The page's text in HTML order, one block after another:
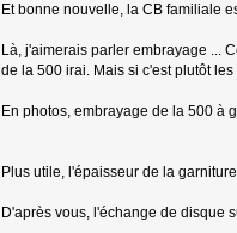
Et bonne nouvelle, la CB familiale
Là, j'aimerais parler embrayage ...
de la 500 irai. Mais si c'est plutôt
En photos, embrayage de la 500 à
Plus utile, l'épaisseur de la
D'après vous, l'échange de disque